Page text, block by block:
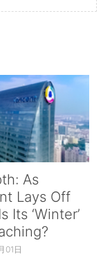
As
Lays Off
Its ‘Winter’
01日